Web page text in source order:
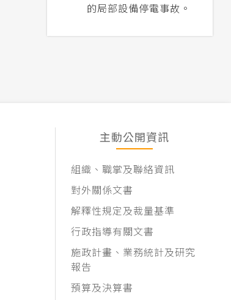
的局部設備停電事故。
主動公開資訊
組織、職掌及聯絡資訊
對外關係文書
解釋性規定及裁量基準
行政指導有關文書
施政計畫、業務統計及研究
報告
預算及決算書